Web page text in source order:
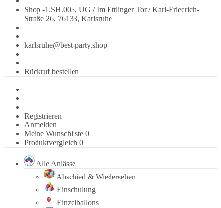
Shop -1.SH.003, UG / Im Ettlinger Tor / Karl-Friedrich-
Straße 26, 76133, Karlsruhe
karlsruhe@best-party.shop
Rückruf bestellen
Registrieren
Anmelden
Meine Wunschliste 0
Produktvergleich 0
Alle Anlässe
Abschied & Wiedersehen
Einschulung
Einzelballons